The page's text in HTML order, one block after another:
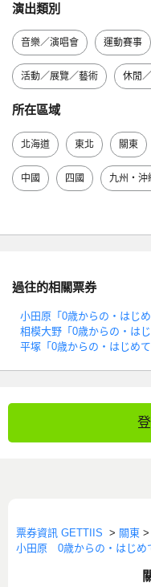
演出類別
音樂／演唱會 運動賽事
活動／展覽／藝術 休閒
所在區域
北海道 東北 關東
中國 四國 九州・沖
過往的相關票券
小田原「0歳からの・はじ
相模大野「0歳からの・は
平塚「0歳からの・はじめ
票券資訊 GETTIIS > 關東 >
小田原 0歳からの・はじめ